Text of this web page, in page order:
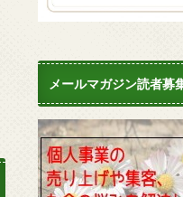
メールマガジン読者募